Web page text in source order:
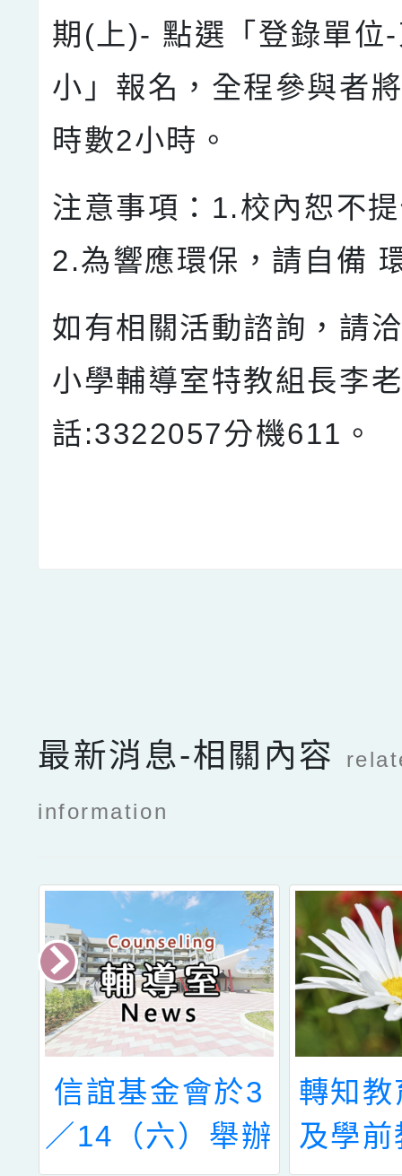
期(上)- 點選「登錄單位
小」報名，全程參與者
時數2小時。
注意事項：1.校內恕不
2.為響應環保，請自備
如有相關活動諮詢，請
小學輔導室特教組長李
話:3322057分機611。
最新消息-相關內容
information
信誼基金會於3
／14（六）舉辦
轉知
及學